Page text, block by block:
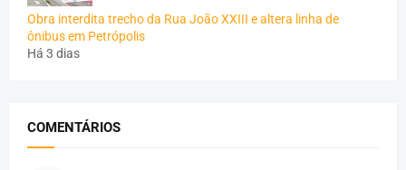
Obra interdita trecho da Rua João XXIII e altera linha de
ônibus em Petrópolis
Há 3 dias
COMENTÁRIOS